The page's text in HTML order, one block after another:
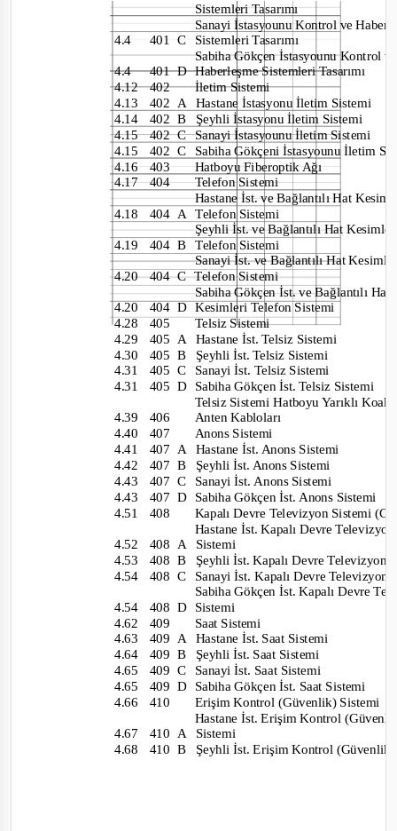
Sistemleri Tasarımı
Sanayi İstasyounu Kontrol ve
4.4 401
C Sistemleri Tasarımı
Sabiha Gökçen İstasyounu Kontrol
4.4 401 DHaberleşme Sistemleri Tasarımı
4.12 402 İletim Sistemi
4.13 402 A Hastane İstasyonu İletim Sistemi
4.14 402 B Şeyhli İstasyonu İletim Sistemi
4.15 402 CSanayi İstasyounu İletim Sistemi
4.15 402 C Sabiha Gökçeni İstasyounu İletim
4.16 403
4.17 404
Hatboyu Fiberoptik Ağı
Telefon Sistemi
Hastane İst. ve Bağlantılı Hat
4.18 404 A Telefon Sistemi
Şeyhli İst. ve Bağlantılı Hat
4.19 404 B Telefon Sistemi
Sanayi İst. ve Bağlantılı Hat
4.20 404 C Telefon Sistemi
Sabiha Gökçen İst. ve Bağlantılı Hat
4.20 404 D Kesimleri Telefon Sistemi
4.28 405
Telsiz Sistemi
4.29 405
A Hastane İst. Telsiz Sistemi
4.30 405 B Şeyhli İst. Telsiz Sistemi
4.31 405 C Sanayi İst. Telsiz Sistemi
4.31 405 D Sabiha Gökçen İst. Telsiz Sistemi
Telsiz Sistemi Hatboyu Yarıklı
4.39 406
4.40 407
Anten Kabloları
Anons Sistemi
4.41 407
A Hastane İst. Anons Sistemi
4.42 407 B Şeyhli İst. Anons Sistemi
4.43 407 C Sanayi İst. Anons Sistemi
4.43 407 D Sabiha Gökçen İst. Anons Sistemi
4.51 408 Kapalı Devre Televizyon Sistemi
Hastane İst. Kapalı Devre
4.52 408
A Sistemi
4.53 408 B Şeyhli İst. Kapalı Devre Televizyon
4.54 408 C Sanayi İst. Kapalı Devre
Sabiha Gökçen İst. Kapalı Devre
4.54 408 D Sistemi
4.62 409 Saat Sistemi
4.63 409 A Hastane İst. Saat Sistemi
4.64 409 B Şeyhli İst. Saat Sistemi
4.65 409 C Sanayi İst. Saat Sistemi
4.65 409 D Sabiha Gökçen İst. Saat Sistemi
4.66 410
Erişim Kontrol (Güvenlik) Sistemi
Hastane İst. Erişim Kontrol
4.67 410
A Sistemi
4.68 410 B Şeyhli İst. Erişim Kontrol